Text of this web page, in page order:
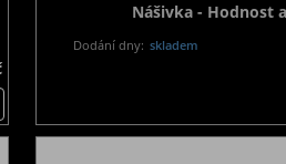
Nášivka - Hodnost
Dodání dny: skladem